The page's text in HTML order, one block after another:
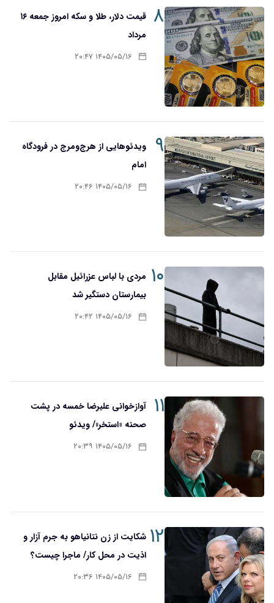
۸
قیمت دلار، طلا و سکه امروز جمعه ۱۶
مرداد
۱۴۰۵/۰۵/۱۶ ۲۰:۴۷
۹
ویدئوهایی از هرج‌ومرج در فرودگاه
امام
۱۴۰۵/۰۵/۱۶ ۲۰:۴۶
۱۰ مردی با لباس عزرائیل مقابل
بیمارستان دستگیر شد
۱۴۰۵/۰۵/۱۶ ۲۰:۴۲
۱۱
آوازخوانی علیرضا خمسه در پشت
صحنه «استخر»/ ویدئو
۱۴۰۵/۰۵/۱۶ ۲۰:۳۹
۱۲ شکایت از زن نتانیاهو به جرم آزار و
اذیت در محل کار/ ماجرا چیست؟
۱۴۰۵/۰۵/۱۶ ۲۰:۳۶